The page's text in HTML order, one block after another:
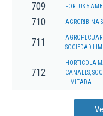
709 FORTUS 5 AMB
710 AGRORIBINA SL
711
SOCIEDAD
712
HORTICOLA
CANALES,
LIMITADA.